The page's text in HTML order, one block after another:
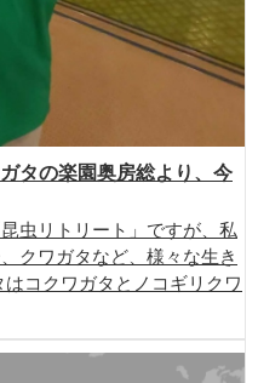
タの楽園奥房総より、今
虫リトリート」ですが、私
クワガタなど、様々な生き
コクワガタとノコギリクワ